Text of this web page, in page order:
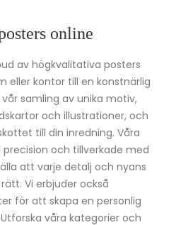
online
av högkvalitativa posters
eller kontor till en konstnärlig
samling av unika motiv,
och illustrationer, och
till din inredning. Våra
och tillverkade med
att varje detalj och nyans
Vi erbjuder också
för att skapa en personlig
våra kategorier och